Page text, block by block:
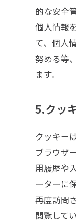
的な安全
個人情報
て、個人
努める等
ます。
5.クッ
クッキー
ブラウザ
用履歴や
ーターに
再度訪問
閲覧して